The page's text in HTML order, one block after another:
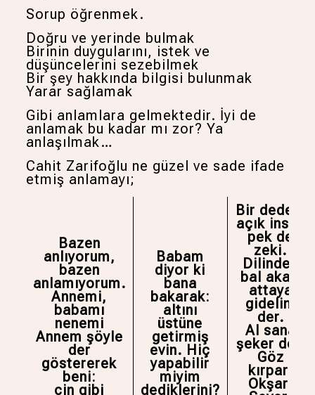
Sorup öğrenmek.
Doğru ve yerinde bulmak
Birinin duygularını, istek ve
düşüncelerini sezebilmek
Bir şey hakkında bilgisi bulunmak
Yarar sağlamak
Gibi anlamlara gelmektedir. İyi de
anlamak bu kadar mı zor? Ya
anlaşılmak…
Cahit Zarifoğlu ne güzel ve sade ifade
etmiş anlamayı;
Bazen
anlıyorum,
bazen
anlamıyorum.
Annemi,
babamı
nenemi
Annem şöyle
der
göstererek
beni:
cin gibi
Babam
diyor ki
bana
bakarak:
altını
üstüne
getirmiş
evin. Hiç
yapabilir
miyim
dediklerini?
Bir dedem
açık insan
pek de
zeki.
Dilinden
bal akar.
attaya
gidelim
der.
Al sana
şeker der.
Göz
kırpar.
Okşar.